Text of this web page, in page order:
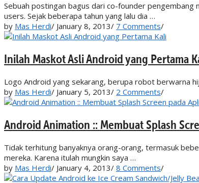
Sebuah postingan bagus dari co-founder pengembang
users. Sejak beberapa tahun yang lalu dia …
by Mas Herdi/ January 8, 2013/ 7 Comments/
Inilah Maskot Asli Android yang Pertama
Logo Android yang sekarang, berupa robot berwarna
by Mas Herdi/ January 5, 2013/ 2 Comments/
Android Animation :: Membuat Splash
Tidak terhitung banyaknya orang-orang, termasuk
mereka. Karena itulah mungkin saya …
by Mas Herdi/ January 4, 2013/ 8 Comments/